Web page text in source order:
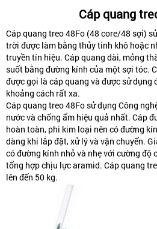
Cáp quang
Cáp quang treo 48Fo (48 core/48 sợi)
trời được làm bằng thủy tinh khô hoặc
truyền tín hiệu. Cáp quang dài, mỏng
suốt bằng đường kính của một sợi tóc.
được gọi là cáp quang và được sử dụng
khoảng cách rất xa.
Cáp quang treo 48Fosử dụng Công
nước và chống ẩm hiệu quả nhất. Cáp
hoàn toàn, phi kim loại nên có đường
dàng khi lắp đặt, xử lý và vận chuyển.
có đường kính nhỏ và nhẹ với cường độ
tổng hợp chịu lực aramid. Cáp quang
lên đến 50 kg.